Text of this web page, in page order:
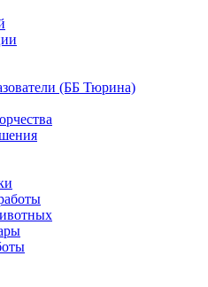
(ББ Тюрина)